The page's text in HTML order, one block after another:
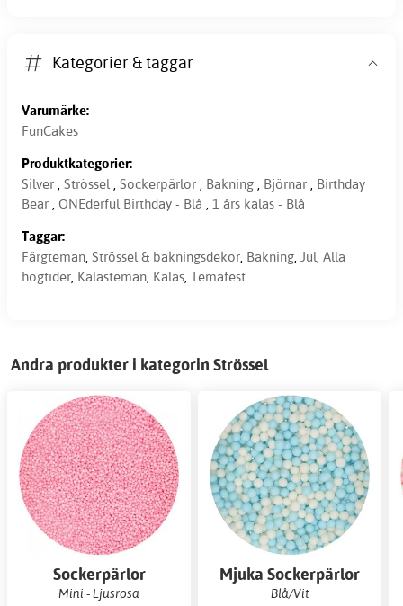
Kategorier & taggar
Varumärke:
FunCakes
Produktkategorier:
Silver , Strössel , Sockerpärlor , Bakning , Björnar , Birthday
Bear , ONEderful Birthday - Blå , 1 års kalas - Blå
Taggar:
Färgteman, Strössel & bakningsdekor, Bakning, Jul, Alla
högtider, Kalasteman, Kalas, Temafest
Andra produkter i kategorin Strössel
Sockerpärlor
Mini - Ljusrosa
Mjuka Sockerpärlor
Blå/Vit